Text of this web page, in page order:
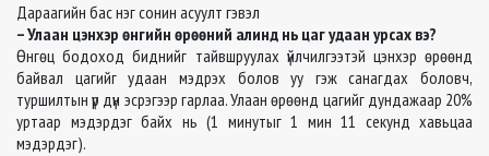
Дараагийн бас нэг сонин асуулт гэвэл
– Улаан цэнхэр өнгийн өрөөний алинд нь цаг удаан урсах вэ?
Өнгөц бодоход биднийг тайвшруулах үйлчилгээтэй цэнхэр өрөөнд
байвал цагийг удаан мэдрэх болов уу гэж санагдах боловч,
туршилтын үр дүн эсрэгээр гарлаа. Улаан өрөөнд цагийг дундажаар 20%
уртаар мэдэрдэг байх нь (1 минутыг 1 мин 11 секунд хавьцаа
мэдэрдэг).